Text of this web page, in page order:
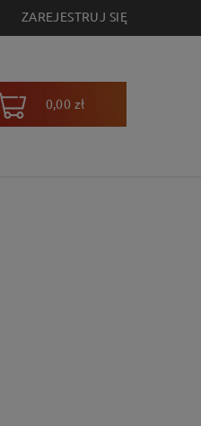
ZAREJESTRUJ SIĘ
0,00 zł